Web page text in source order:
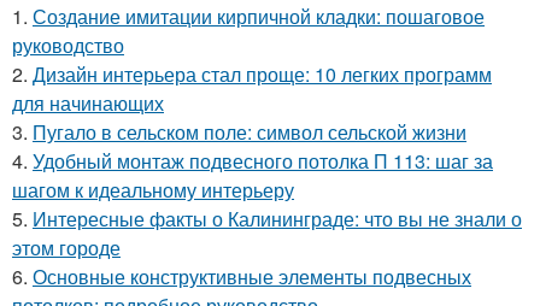
1. Создание имитации кирпичной кладки: пошаговое
руководство
2. Дизайн интерьера стал проще: 10 легких программ
для начинающих
3. Пугало в сельском поле: символ сельской жизни
4. Удобный монтаж подвесного потолка П 113: шаг за
шагом к идеальному интерьеру
5. Интересные факты о Калининграде: что вы не знали о
этом городе
6. Основные конструктивные элементы подвесных